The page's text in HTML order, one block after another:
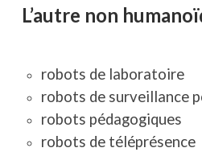
L’autre non
robots de laboratoire
robots de surveillance
robots pédagogiques
robots de téléprésence